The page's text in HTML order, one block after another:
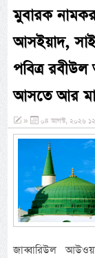
মুবারক
আসইয়াদ,
পবিত্র রবীউল
আসতে আর
» ০৪ আগস্ট, ২০২৬
জাব্বারিউল